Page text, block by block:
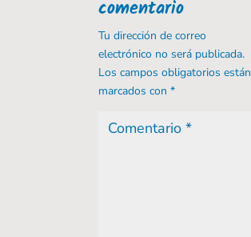
comentario
Tu dirección de correo
electrónico no será publicada.
Los campos obligatorios están
marcados con*